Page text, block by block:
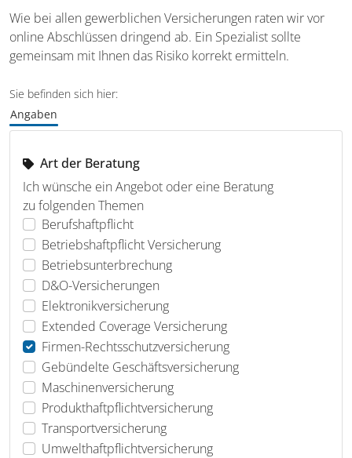
Wie bei allen gewerblichen Versicherungen raten wir vor
online Abschlüssen dringend ab. Ein Spezialist sollte
gemeinsam mit Ihnen das Risiko korrekt ermitteln.
Sie befinden sich hier:
Angaben
Art der Beratung
Ich wünsche ein Angebot oder eine Beratung
zu folgenden Themen
Berufshaftpflicht
Betriebshaftpflicht Versicherung
Betriebsunterbrechung
D&O-Versicherungen
Elektronikversicherung
Extended Coverage Versicherung
Firmen-Rechtsschutzversicherung
Gebündelte Geschäftsversicherung
Maschinenversicherung
Produkthaftpflichtversicherung
Transportversicherung
Umwelthaftpflichtversicherung